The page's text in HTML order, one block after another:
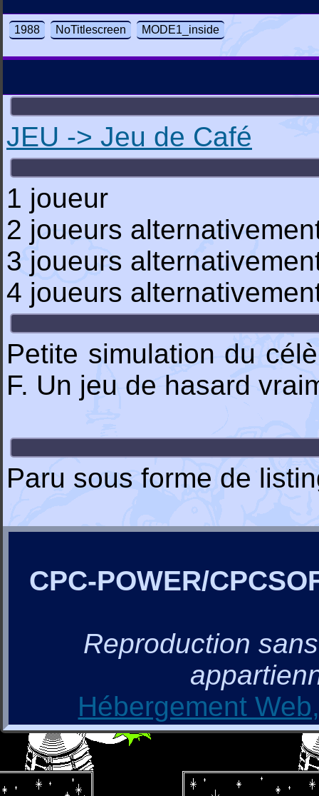
1988 NoTitlescreen MODE1_inside
JEU -> Jeu de Café
1 joueur
2 joueurs
3 joueurs
4 joueurs
Petite simulation du
F. Un jeu de hasard
Paru sous forme de
CPC-POWER/
Reproduction
Hébergement